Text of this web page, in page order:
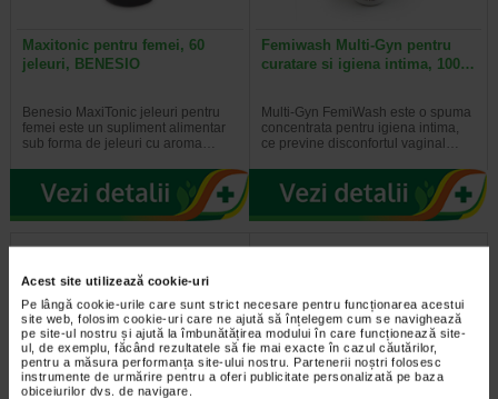
Acest site utilizează cookie-uri
Pe lângă cookie-urile care sunt strict necesare pentru funcționarea acestui
site web, folosim cookie-uri care ne ajută să înțelegem cum se navighează
pe site-ul nostru și ajută la îmbunătățirea modului în care funcționează site-
ul, de exemplu, făcând rezultatele să fie mai exacte în cazul căutărilor,
pentru a măsura performanța site-ului nostru. Partenerii noștri folosesc
instrumente de urmărire pentru a oferi publicitate personalizată pe baza
obiceiurilor dvs. de navigare.
Maxitonic pentru femei, 60
jeleuri, BENESIO
Benesio MaxiTonic jeleuri pentru
femei este un supliment alimentar
sub forma de jeleuri cu aroma…
Femiwash Multi-Gyn pentru
curatare si igiena intima, 100…
Multi-Gyn FemiWash este o spuma
concentrata pentru igiena intima,
ce previne disconfortul vaginal…